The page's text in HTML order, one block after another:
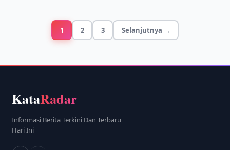
1 2 3 Selanjutnya →
KataRadar
Informasi Berita Terkini Dan Terbaru
Hari Ini